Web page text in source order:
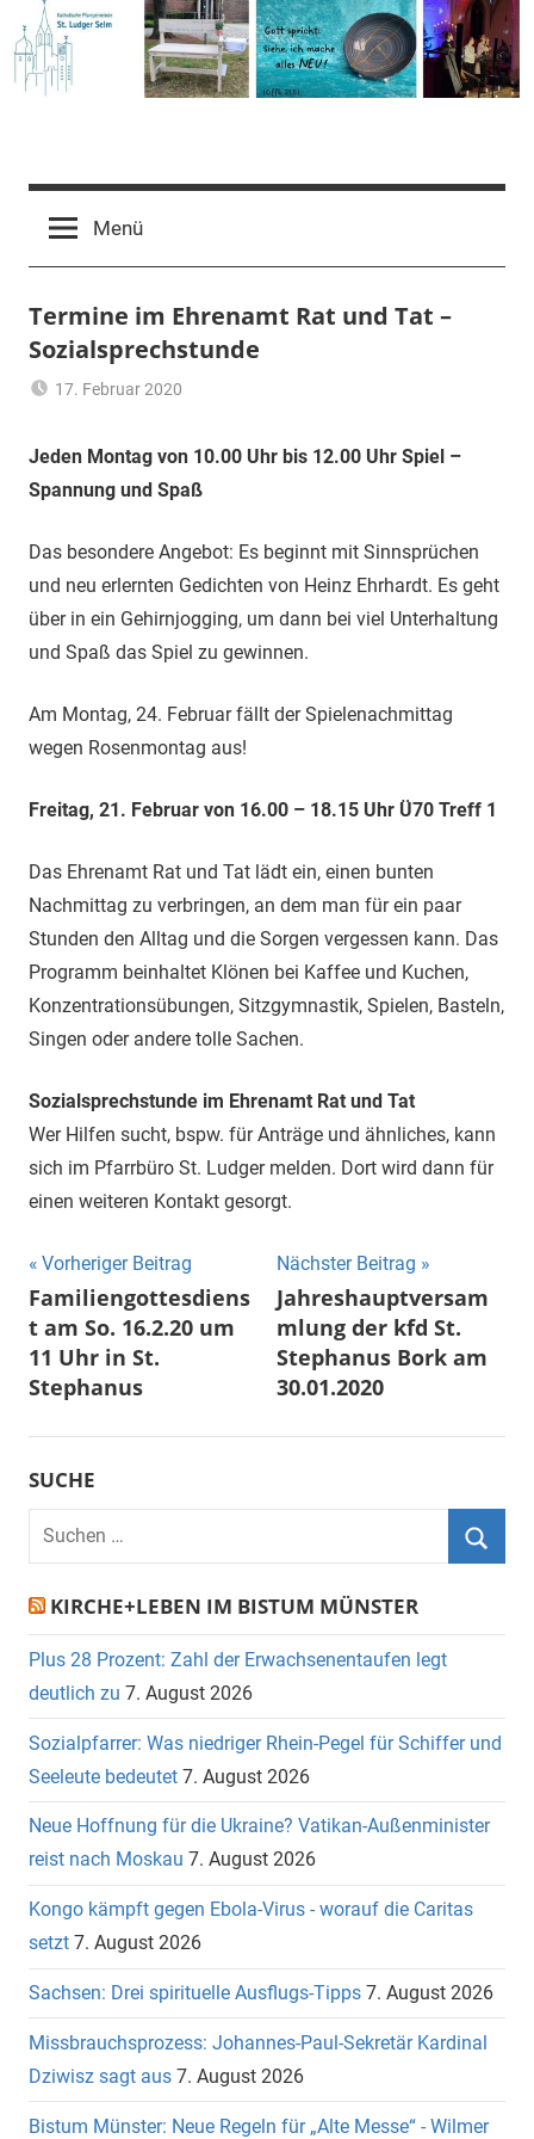
Inhalt
springen
Pfarrgemeinde
St.
Ludger
Selm
Menü
Termine im Ehrenamt Rat und Tat –
Sozialsprechstunde
17. Februar 2020
Temme
Jeden Montag von 10.00 Uhr bis 12.00 Uhr Spiel –
Spannung und Spaß
Das besondere Angebot: Es beginnt mit Sinnsprüchen
und neu erlernten Gedichten von Heinz Ehrhardt. Es geht
über in ein Gehirnjogging, um dann bei viel Unterhaltung
und Spaß das Spiel zu gewinnen.
Am Montag, 24. Februar fällt der Spielenachmittag
wegen Rosenmontag aus!
Freitag, 21. Februar von 16.00 – 18.15 Uhr Ü70 Treff 1
Das Ehrenamt Rat und Tat lädt ein, einen bunten
Nachmittag zu verbringen, an dem man für ein paar
Stunden den Alltag und die Sorgen vergessen kann. Das
Programm beinhaltet Klönen bei Kaffee und Kuchen,
Konzentrationsübungen, Sitzgymnastik, Spielen, Basteln,
Singen oder andere tolle Sachen.
Sozialsprechstunde im Ehrenamt Rat und Tat
Wer Hilfen sucht, bspw. für Anträge und ähnliches, kann
sich im Pfarrbüro St. Ludger melden. Dort wird dann für
einen weiteren Kontakt gesorgt.
Beitragsnavigation
Vorheriger Beitrag
Familiengottesdiens
t am So. 16.2.20 um
11 Uhr in St.
Stephanus
Nächster Beitrag
Jahreshauptversam
mlung der kfd St.
Stephanus Bork am
30.01.2020
SUCHE
Suchen
KIRCHE+LEBEN IM BISTUM MÜNSTER
Plus 28 Prozent: Zahl der Erwachsenentaufen legt
deutlich zu 7. August 2026
Sozialpfarrer: Was niedriger Rhein-Pegel für Schiffer und
Seeleute bedeutet 7. August 2026
Neue Hoffnung für die Ukraine? Vatikan-Außenminister
reist nach Moskau 7. August 2026
Kongo kämpft gegen Ebola-Virus - worauf die Caritas
setzt 7. August 2026
Sachsen: Drei spirituelle Ausflugs-Tipps 7. August 2026
Missbrauchsprozess: Johannes-Paul-Sekretär Kardinal
Dziwisz sagt aus 7. August 2026
Bistum Münster: Neue Regeln für „Alte Messe“ - Wilmer